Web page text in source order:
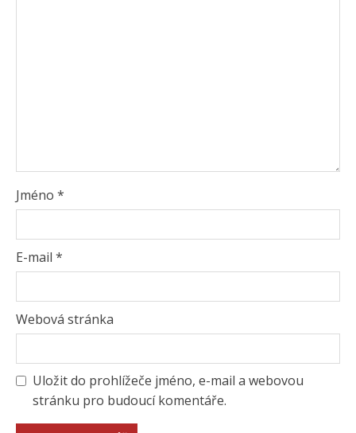
Jméno *
E-mail *
Webová stránka
Uložit do prohlížeče jméno, e-mail a webovou
stránku pro budoucí komentáře.